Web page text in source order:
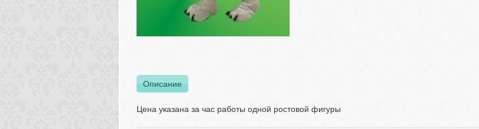
Описание
Цена указана за час работы одной ростовой фигуры